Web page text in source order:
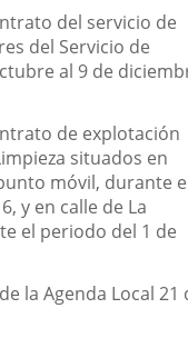
del servicio de
del Servicio de
al 9 de
de explotación
situados en
móvil, durante
y en calle de La
el periodo del 1 de
la Agenda Local 21